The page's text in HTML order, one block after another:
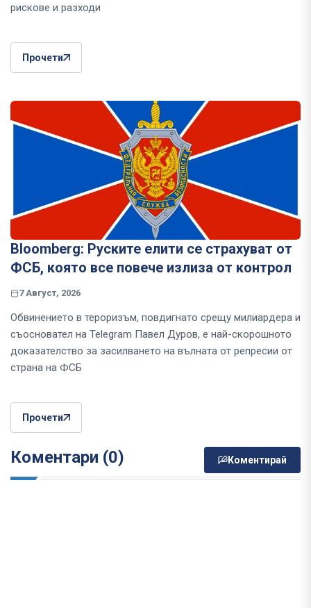
рискове и разходи
Прочети
Bloomberg: Руските елити се страхуват от
ФСБ, която все повече излиза от контрол
7 Август, 2026
Обвинението в тероризъм, повдигнато срещу милиардера и
съосновател на Telegram Павел Дуров, е най-скорошното
доказателство за засилването на вълната от репресии от
страна на ФСБ
Прочети
Коментари (0) Коментирай